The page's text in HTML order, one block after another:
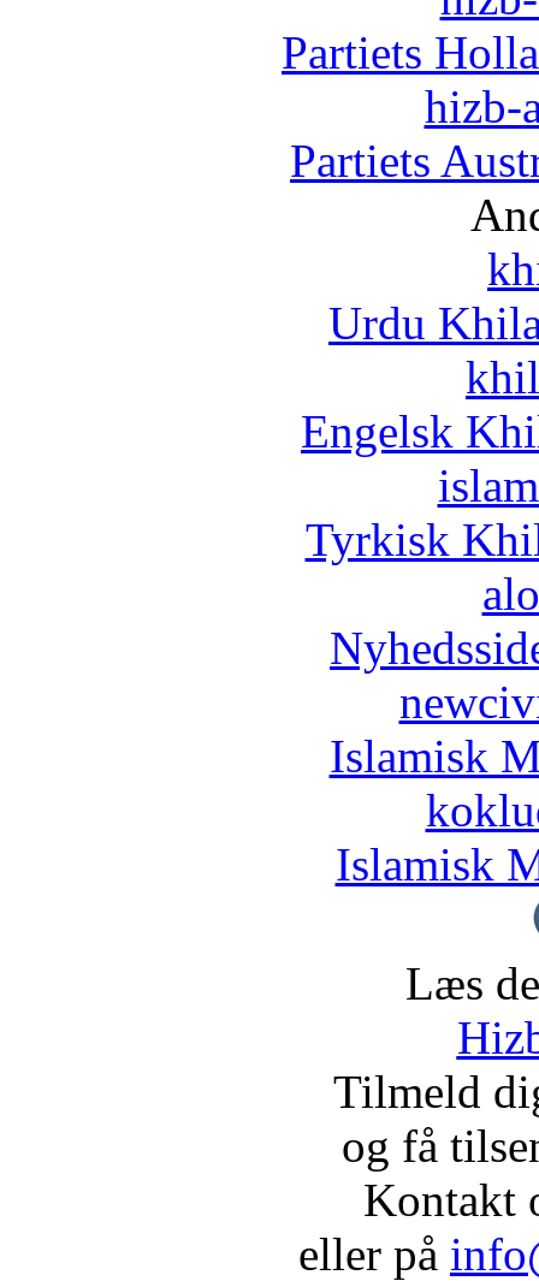
Partiets
hizb-
Partiets
Urdu
Engelsk
Tyrkisk
Islamisk
Islamisk
Læs
Tilmeld
og få
Kontakt
eller på